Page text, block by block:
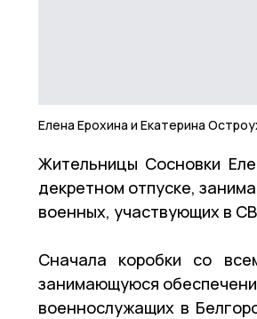
Елена Ерохина и Екатерина
Жительницы Сосновки
декретном отпуске,
военных, участвующих в
Сначала коробки со
занимающуюся
военнослужащих в